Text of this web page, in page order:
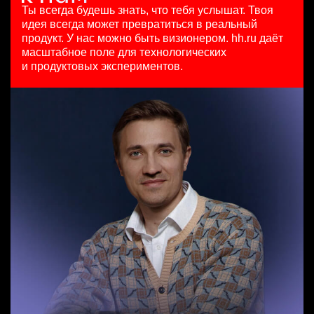
20 июл. 2026
з/п не указана
Ярославль
HeadHunter::Коммерческий департамент
Ташкент
Менеджер по продажам в сегменте малого и среднего
бизнеса
HeadHunter::Телефонные продажи
10 июл. 2026
з/п не указана
Москва
Senior Data Scientist (команда рекомендаций)
HeadHunter::Analytics/Data Science
29 июл. 2026
Москва
Ты всегда будешь знать, что тебя услышат. Твоя
идея всегда может превратиться в реальный
продукт. У нас можно быть визионером. hh.ru даёт
масштабное поле для технологических
и продуктовых экспериментов.